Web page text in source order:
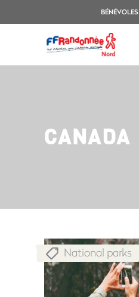
BÉNÉVOLES
CANADA
National parks